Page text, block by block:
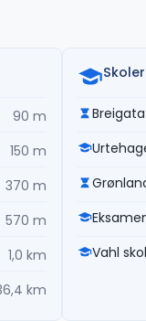
90 m
150 m
370 m
570 m
1,0 km
km
Vahl